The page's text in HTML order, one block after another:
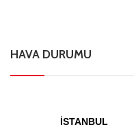
HAVA DURUMU